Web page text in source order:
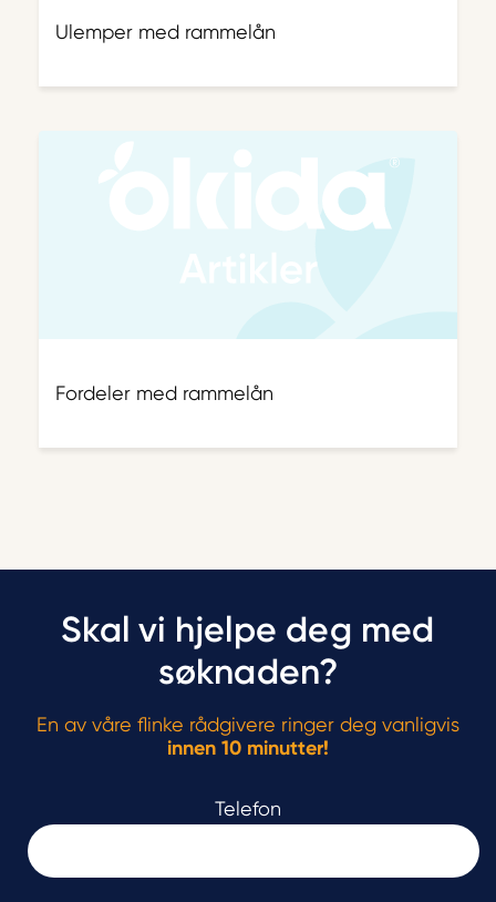
Ulemper med rammelån
Fordeler med rammelån
Skal vi hjelpe deg med
søknaden?
En av våre flinke rådgivere ringer deg vanligvis
innen 10 minutter!
Telefon